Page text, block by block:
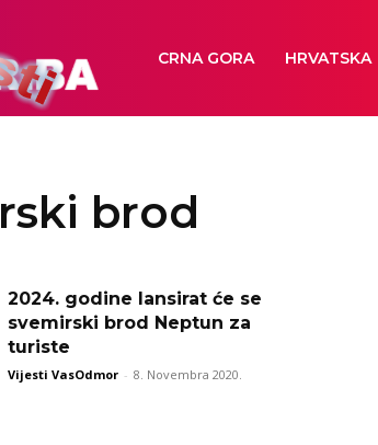
CRNA GORA HRVATSKA
brod
2024. godine lansirat će se
svemirski brod Neptun za
turiste
Vijesti VasOdmor - 8. Novembra 2020.